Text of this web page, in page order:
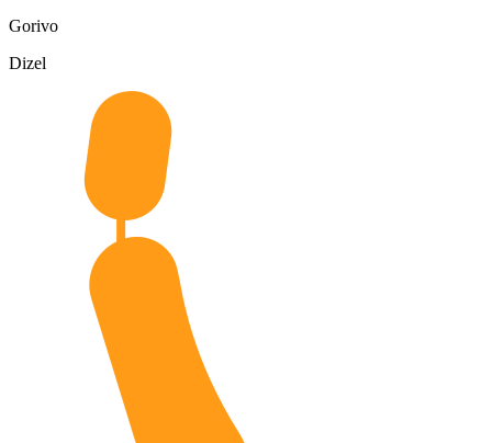
Gorivo
Dizel